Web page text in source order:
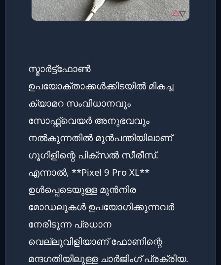
സ്മാർട്ട്ഫോൺ
ഉപയോക്താക്കൾക്കിടയിൽ മികച്ച
ക്യാമറ സംവിധാനവും
സോഫ്റ്റ്‌വെയർ അനുഭവവും
നൽകുന്നതിൽ മുൻപന്തിയിലാണ്
ഗൂഗിളിന്റെ പിക്സൽ സീരീസ്.
എന്നാൽ, **Pixel 9 Pro XL**
ഉൾപ്പെടെയുള്ള മുൻനിര
മോഡലുകൾ ഉപയോഗിക്കുന്നവർ
നേരിടുന്ന പ്രധാന
വെല്ലുവിളിയാണ് ഫോണിന്റെ
മന്ദഗതിയിലുള്ള ചാർജിംഗ് പ്രക്രിയ.